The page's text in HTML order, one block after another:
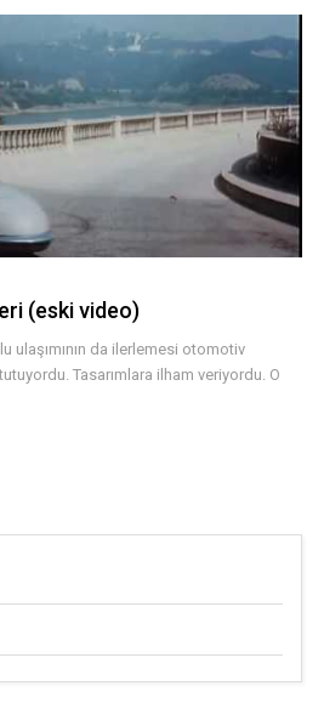
(eski video)
ulaşımının da ilerlemesi otomotiv
Tasarımlara ilham veriyordu. O